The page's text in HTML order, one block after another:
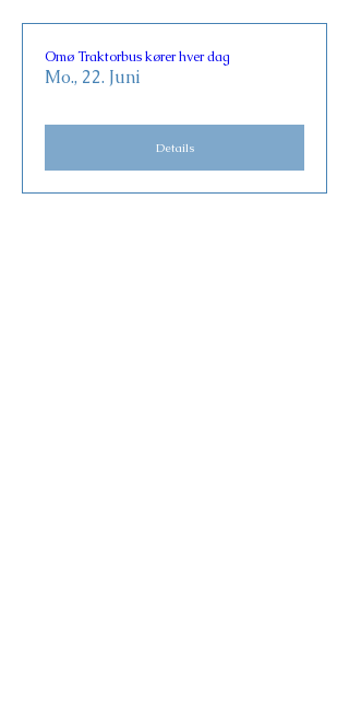
Omø Traktorbus kører hver dag
Mo., 22. Juni
Details